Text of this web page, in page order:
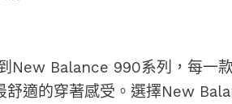
New Balance 990系列，每一
舒適的穿著感受。選擇New